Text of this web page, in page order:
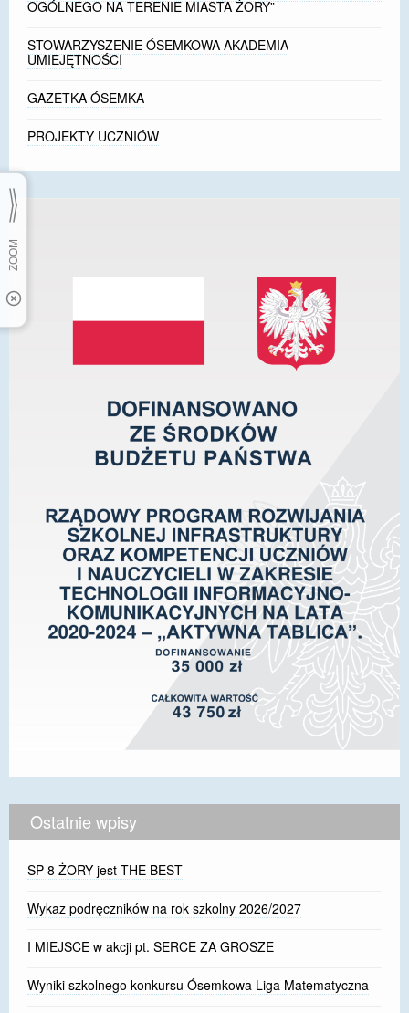
OGÓLNEGO NA TERENIE MIASTA ŻORY”
STOWARZYSZENIE ÓSEMKOWA AKADEMIA
UMIEJĘTNOŚCI
GAZETKA ÓSEMKA
PROJEKTY UCZNIÓW
Ostatnie wpisy
SP-8 ŻORY jest THE BEST
Wykaz podręczników na rok szkolny 2026/2027
I MIEJSCE w akcji pt. SERCE ZA GROSZE
Wyniki szkolnego konkursu Ósemkowa Liga Matematyczna